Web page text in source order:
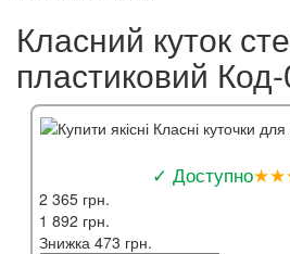
Класний куток
пластиковий
✓ Доступно
2 365 грн.
1 892 грн.
Знижка 473 грн.